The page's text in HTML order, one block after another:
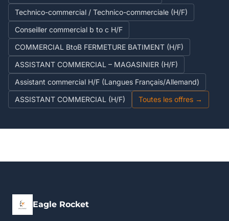
Technico-commercial / Technico-commerciale (H/F)
Conseiller commercial b to c H/F
COMMERCIAL BtoB FERMETURE BATIMENT (H/F)
ASSISTANT COMMERCIAL – MAGASINIER (H/F)
Assistant commercial H/F (Langues Français/Allemand)
ASSISTANT COMMERCIAL (H/F)
Toutes les offres →
Eagle Rocket